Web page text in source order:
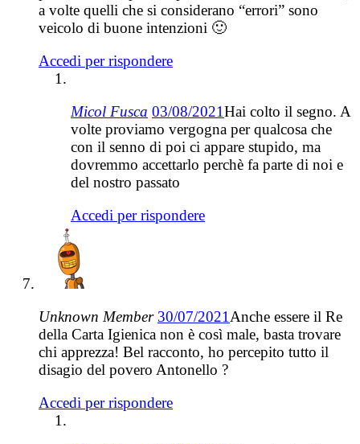
a volte quelli che si considerano “errori” sono
veicolo di buone intenzioni 🙂
Accedi per rispondere
Micol Fusca 03/08/2021Hai colto il segno. A
volte proviamo vergogna per qualcosa che
con il senno di poi ci appare stupido, ma
dovremmo accettarlo perchè fa parte di noi e
del nostro passato
Accedi per rispondere
Unknown Member 30/07/2021 Anche essere il Re
della Carta Igienica non è così male, basta trovare
chi apprezza! Bel racconto, ho percepito tutto il
disagio del povero Antonello ?
Accedi per rispondere